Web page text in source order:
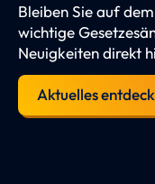
Bleiben Sie auf
wichtige
Neuigkeiten direkt
Aktuelles